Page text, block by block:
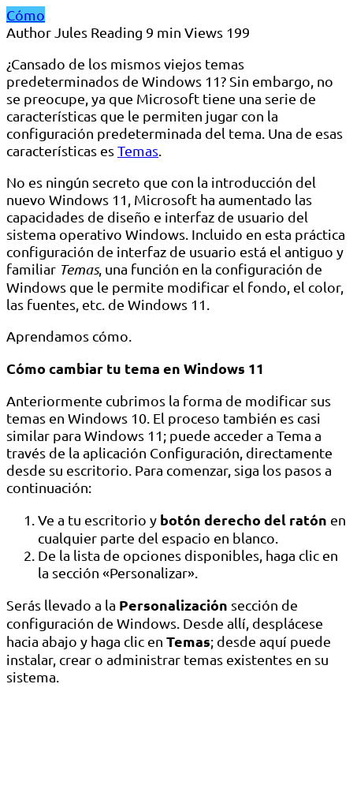
Cómo
AuthorJules Reading 9 min Views 199
¿Cansado de los mismos viejos temas
predeterminados de Windows 11? Sin embargo, no
se preocupe, ya que Microsoft tiene una serie de
características que le permiten jugar con la
configuración predeterminada del tema. Una de esas
características esTemas.
No es ningún secreto que con la introducción del
nuevo Windows 11, Microsoft ha aumentado las
capacidades de diseño e interfaz de usuario del
sistema operativo Windows. Incluido en esta práctica
configuración de interfaz de usuario está el antiguo y
familiar Temas, una función en la configuración de
Windows que le permite modificar el fondo, el color,
las fuentes, etc. de Windows 11.
Aprendamos cómo.
Cómo cambiar tu tema en Windows 11
Anteriormente cubrimos la forma de modificar sus
temas en Windows 10. El proceso también es casi
similar para Windows 11; puede acceder a Tema a
través de la aplicación Configuración, directamente
desde su escritorio. Para comenzar, siga los pasos a
continuación:
Ve a tu escritorio y botón derecho del ratón en
cualquier parte del espacio en blanco.
De la lista de opciones disponibles, haga clic en
la sección «Personalizar».
Serás llevado a la Personalización sección de
configuración de Windows. Desde allí, desplácese
hacia abajo y haga clic en Temas; desde aquí puede
instalar, crear o administrar temas existentes en su
sistema.